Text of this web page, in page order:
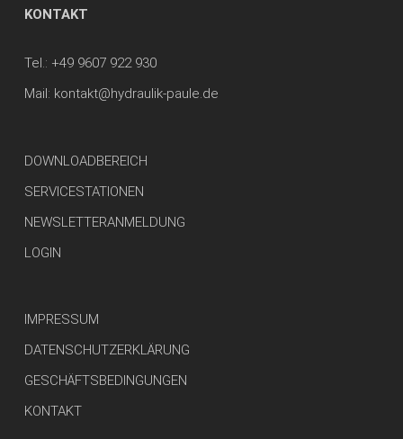
KONTAKT
Tel.: +49 9607 922 930
Mail: kontakt@hydraulik-paule.de
DOWNLOADBEREICH
SERVICESTATIONEN
NEWSLETTERANMELDUNG
LOGIN
IMPRESSUM
DATENSCHUTZERKLÄRUNG
GESCHÄFTSBEDINGUNGEN
KONTAKT